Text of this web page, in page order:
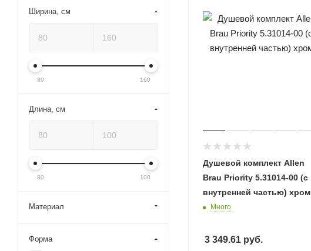
Душевой комплект Allen
Brau Priority 5.31014-00 (с
внутренней частью) хром
Много
3 349.61 руб.
Ширина, см
80 160
Длина, см
80 100
Материал
Форма